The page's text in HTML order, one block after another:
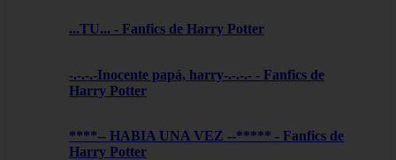
...TU... - Fanfics de Harry Potter
-.-.-.-Inocente papá, harry-.-.-.- - Fanfics de
Harry Potter
****-- HABIA UNA VEZ --***** - Fanfics de
Harry Potter